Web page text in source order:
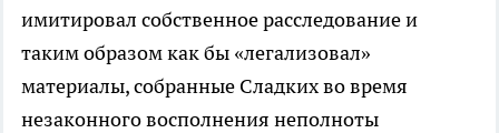
имитировал собственное расследование и
таким образом как бы «легализовал»
материалы, собранные Сладких во время
незаконного восполнения неполноты